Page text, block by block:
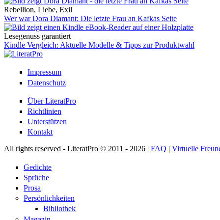
Rebellion, Liebe, Exil
Wer war Dora Diamant: Die letzte Frau an Kafkas Seite
Lesegenuss garantiert
Kindle Vergleich: Aktuelle Modelle & Tipps zur Produktwahl
Impressum
Datenschutz
Über LiteratPro
Richtlinien
Unterstützen
Kontakt
All rights reserved - LiteratPro © 2011 - 2026 | FAQ | Virtuelle
Gedichte
Sprüche
Prosa
Persönlichkeiten
Bibliothek